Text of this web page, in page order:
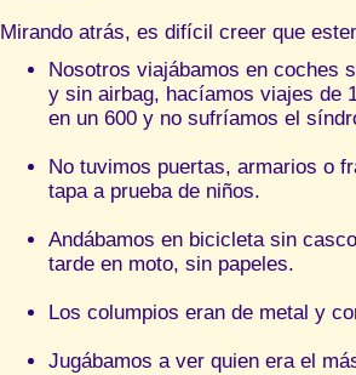
Mirando atrás, es difícil creer que
Nosotros viajábamos en coches
y sin airbag, hacíamos viajes de
en un 600 y no sufríamos el
No tuvimos puertas, armarios o
tapa a prueba de niños.
Andábamos en bicicleta sin
tarde en moto, sin papeles.
Los columpios eran de metal y
Jugábamos a ver quien era el